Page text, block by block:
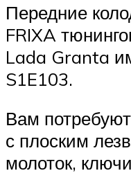
Передние
FRIXA
Lada Granta
S1E103.
Вам
с плоским
молоток,